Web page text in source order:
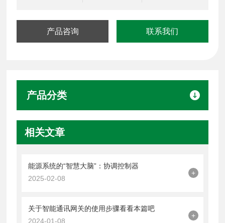
产品咨询 联系我们
产品分类
相关文章
能源系统的“智慧大脑”：协调控制器
2025-02-08
+
关于智能通讯网关的使用步骤看看本篇吧
2024-01-08
+